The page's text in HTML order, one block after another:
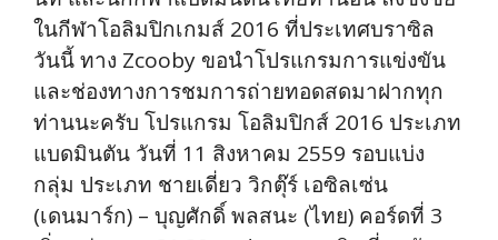
ในกีฬาโอลิมปิกเกมส์ 2016 ที่ประเทศบราซิล
วันนี้ ทาง Zcooby ขอนำโปรแกรมการแข่งขัน
และช่องทางการชมการถ่ายทอดสดมาฝากทุก
ท่านนะครับ โปรแกรม โอลิมปิกส์ 2016 ประเภท
แบดมินตัน วันที่ 11 สิงหาคม 2559 รอบแบ่ง
กลุ่ม ประเภท ชายเดี่ยว วิกตุ๊ร์ เอซิลเซ่น
(เดนมาร์ก) – บุญศักดิ์ พลสนะ (ไทย) คอร์ดที่ 3